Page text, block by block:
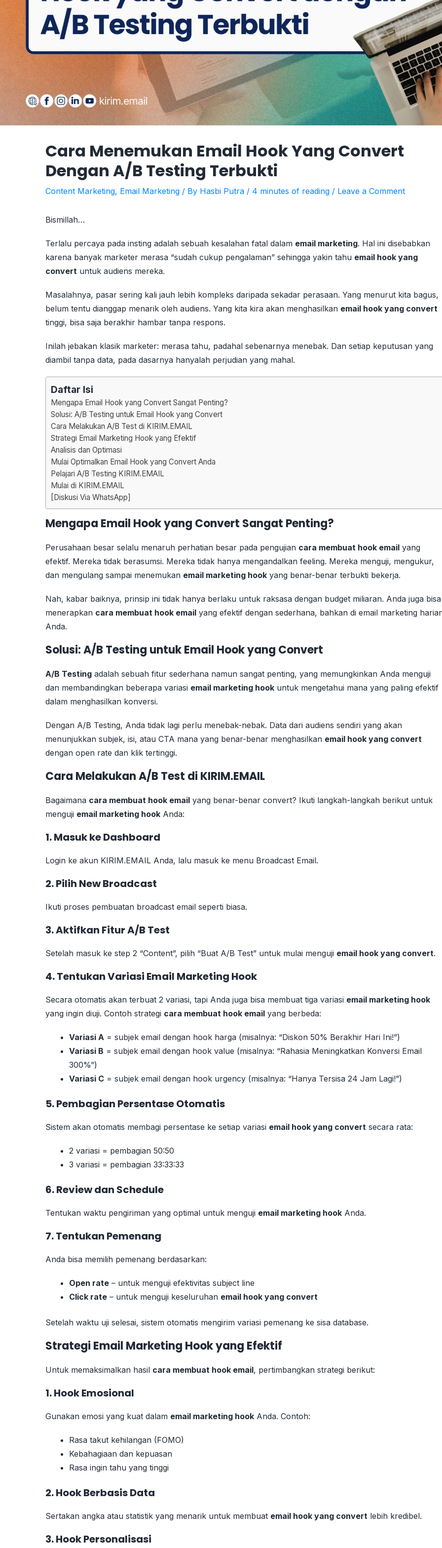
Cara Menemukan Email Hook Yang Convert
Dengan A/B Testing Terbukti
Content Marketing, Email Marketing / By Hasbi Putra / 4 minutes of reading / Leave a Comment
Bismillah…
Terlalu percaya pada insting adalah sebuah kesalahan fatal dalam email marketing. Hal ini disebabkan
karena banyak marketer merasa “sudah cukup pengalaman” sehingga yakin tahu email hook yang
convert untuk audiens mereka.
Masalahnya, pasar sering kali jauh lebih kompleks daripada sekadar perasaan. Yang menurut kita bagus,
belum tentu dianggap menarik oleh audiens. Yang kita kira akan menghasilkan email hook yang convert
tinggi, bisa saja berakhir hambar tanpa respons.
Inilah jebakan klasik marketer: merasa tahu, padahal sebenarnya menebak. Dan setiap keputusan yang
diambil tanpa data, pada dasarnya hanyalah perjudian yang mahal.
Daftar Isi
Mengapa Email Hook yang Convert Sangat Penting?
Solusi: A/B Testing untuk Email Hook yang Convert
Cara Melakukan A/B Test di KIRIM.EMAIL
Strategi Email Marketing Hook yang Efektif
Analisis dan Optimasi
Mulai Optimalkan Email Hook yang Convert Anda
Pelajari A/B Testing KIRIM.EMAIL
Mulai di KIRIM.EMAIL
[Diskusi Via WhatsApp]
Mengapa Email Hook yang Convert Sangat Penting?
Perusahaan besar selalu menaruh perhatian besar pada pengujian cara membuat hook email yang
efektif. Mereka tidak berasumsi. Mereka tidak hanya mengandalkan feeling. Mereka menguji, mengukur,
dan mengulang sampai menemukan email marketing hook yang benar-benar terbukti bekerja.
Nah, kabar baiknya, prinsip ini tidak hanya berlaku untuk raksasa dengan budget miliaran. Anda juga bisa
menerapkan cara membuat hook email yang efektif dengan sederhana, bahkan di email marketing
Anda.
Solusi: A/B Testing untuk Email Hook yang Convert
A/B Testing adalah sebuah fitur sederhana namun sangat penting, yang memungkinkan Anda menguji
dan membandingkan beberapa variasi email marketing hook untuk mengetahui mana yang paling efektif
dalam menghasilkan konversi.
Dengan A/B Testing, Anda tidak lagi perlu menebak-nebak. Data dari audiens sendiri yang akan
menunjukkan subjek, isi, atau CTA mana yang benar-benar menghasilkan email hook yang convert
dengan open rate dan klik tertinggi.
Cara Melakukan A/B Test di KIRIM.EMAIL
Bagaimana cara membuat hook email yang benar-benar convert? Ikuti langkah-langkah berikut untuk
menguji email marketing hook Anda:
1. Masuk ke Dashboard
Login ke akun KIRIM.EMAIL Anda, lalu masuk ke menu Broadcast Email.
2. Pilih New Broadcast
Ikuti proses pembuatan broadcast email seperti biasa.
3. Aktifkan Fitur A/B Test
Setelah masuk ke step 2 “Content”, pilih “Buat A/B Test” untuk mulai menguji email hook yang convert.
4. Tentukan Variasi Email Marketing Hook
Secara otomatis akan terbuat 2 variasi, tapi Anda juga bisa membuat tiga variasi email marketing hook
yang ingin diuji. Contoh strategi cara membuat hook email yang berbeda:
Variasi A = subjek email dengan hook harga (misalnya: “Diskon 50% Berakhir Hari Ini!”)
Variasi B = subjek email dengan hook value (misalnya: “Rahasia Meningkatkan Konversi Email
300%”)
Variasi C = subjek email dengan hook urgency (misalnya: “Hanya Tersisa 24 Jam Lagi!”)
5. Pembagian Persentase Otomatis
Sistem akan otomatis membagi persentase ke setiap variasi email hook yang convert secara rata:
2 variasi = pembagian 50:50
3 variasi = pembagian 33:33:33
6. Review dan Schedule
Tentukan waktu pengiriman yang optimal untuk menguji email marketing hook Anda.
7. Tentukan Pemenang
Anda bisa memilih pemenang berdasarkan:
Open rate – untuk menguji efektivitas subject line
Click rate – untuk menguji keseluruhan email hook yang convert
Setelah waktu uji selesai, sistem otomatis mengirim variasi pemenang ke sisa database.
Strategi Email Marketing Hook yang Efektif
Untuk memaksimalkan hasil cara membuat hook email, pertimbangkan strategi berikut:
1. Hook Emosional
Gunakan emosi yang kuat dalam email marketing hook Anda. Contoh:
Rasa takut kehilangan (FOMO)
Kebahagiaan dan kepuasan
Rasa ingin tahu yang tinggi
2. Hook Berbasis Data
Sertakan angka atau statistik yang menarik untuk membuat email hook yang convert lebih kredibel.
3. Hook Personalisasi